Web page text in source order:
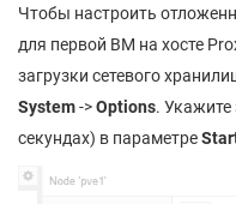
Чтобы настроить
для первой ВМ на хосте
загрузки сетевого
System->Options. Укажите
секундах) в параметре